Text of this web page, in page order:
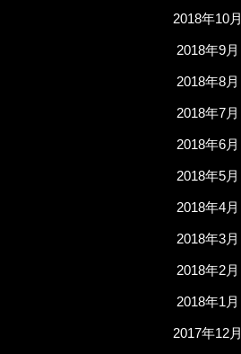
2018年10月
2018年9月
2018年8月
2018年7月
2018年6月
2018年5月
2018年4月
2018年3月
2018年2月
2018年1月
2017年12月